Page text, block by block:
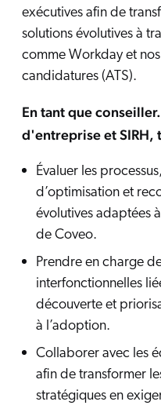
exécutives afin de
solutions évolutives à
comme Workday et
candidatures (ATS).
En tant que
d'entreprise et SIRH,
Évaluer les
d’optimisation et
évolutives adaptées
de Coveo.
Prendre en charge
interfonctionnelles
découverte et
à l’adoption.
Collaborer avec les
afin de transformer
stratégiques en